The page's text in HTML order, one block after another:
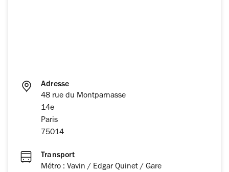
Adresse
48 rue du Montparnasse
14e
Paris
75014
Transport
Métro : Vavin / Edgar Quinet / Gare